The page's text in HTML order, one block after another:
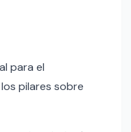
para el
pilares sobre